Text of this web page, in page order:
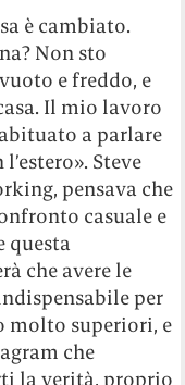
è cambiato.
Non sto
e freddo, e
Il mio lavoro
a parlare
Steve
pensava che
casuale e
questa
che avere le
per
molto superiori, e
che
la verità, proprio